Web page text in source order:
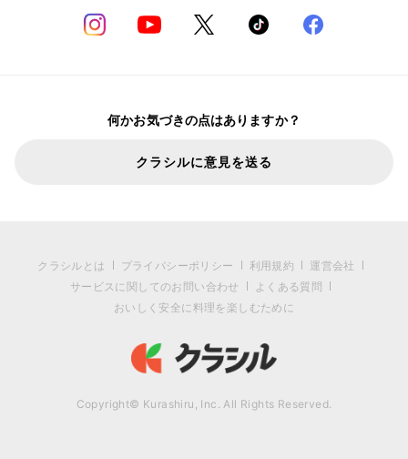
何かお気づきの点はありますか？
クラシルに意見を送る
クラシルとは プライバシーポリシー 利用規約
運営会社
サービスに関してのお問い合わせ
よくある質問
おいしく安全に料理を楽しむために
Copyright© Kurashiru, Inc. All Rights Reserved.